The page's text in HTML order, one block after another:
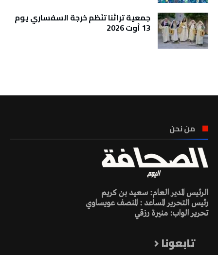
جمعية تراثنا تنَظم خرجة السفساري يوم
13 أوت 2026
من نحن
الرئيس المدير العام: سعيد بن كريم
رئيس التحرير المساعد : المنصف عويساوي
تحرير الواب: منيرة رزقي
تابعونا